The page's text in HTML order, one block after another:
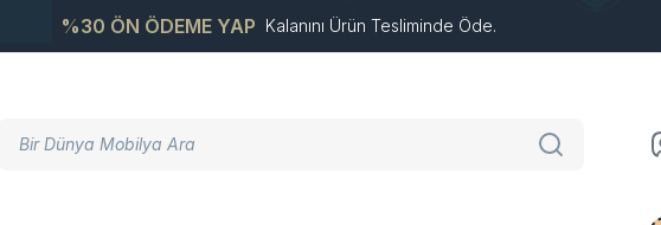
%30 ÖN ÖDEME YAP Kalanını Ürün Tesliminde Öde.